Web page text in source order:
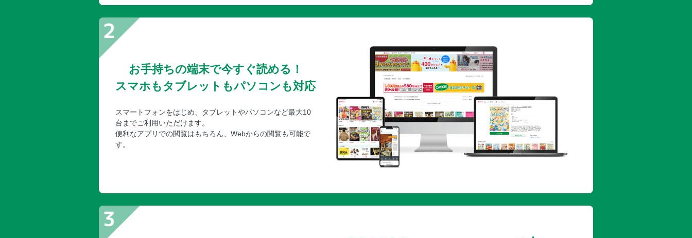
お手持ちの端末で今すぐ読める！
スマホもタブレットもパソコンも対応
スマートフォンをはじめ、タブレットやパソコンなど最大10
台までご利用いただけます。
便利なアプリでの閲覧はもちろん、Webからの閲覧も可能で
す。